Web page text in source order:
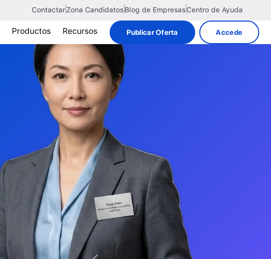
ContactarZona CandidatosBlog de EmpresasCentro de Ayuda
Productos Recursos Publicar Oferta Accede